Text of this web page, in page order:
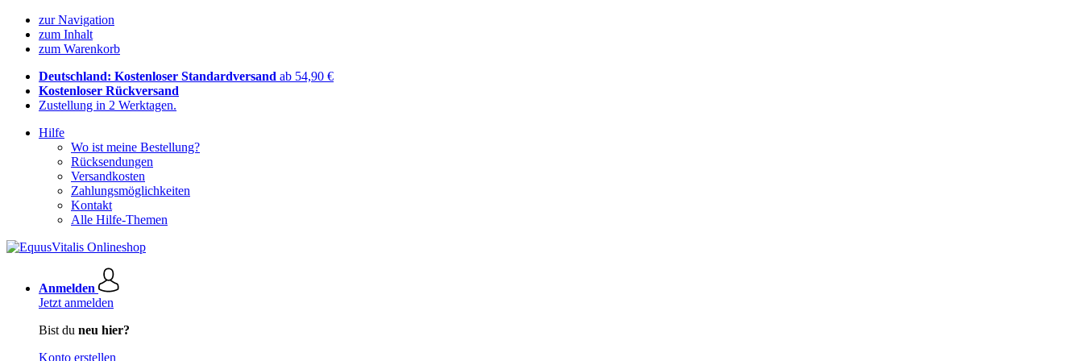
zur Navigation
zum Inhalt
zum Warenkorb
Deutschland: Kostenloser Standardversand ab 54,90 €
Kostenloser Rückversand
Zustellung in 2 Werktagen.
Hilfe
Wo ist meine Bestellung?
Rücksendungen
Versandkosten
Zahlungsmöglichkeiten
Kontakt
Alle Hilfe-Themen
Anmelden
Jetzt anmelden
Bist du neu hier?
Konto erstellen